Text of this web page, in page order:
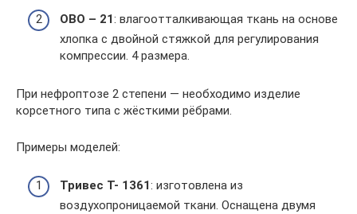
ОВО – 21: влагоотталкивающая ткань на основе
хлопка с двойной стяжкой для регулирования
компрессии. 4 размера.
При нефроптозе 2 степени — необходимо изделие
корсетного типа с жёсткими рёбрами.
Примеры моделей:
Тривес Т- 1361: изготовлена из
воздухопроницаемой ткани. Оснащена двумя